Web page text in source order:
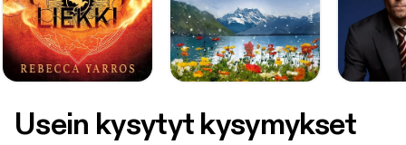
Usein kysytyt kysymykset